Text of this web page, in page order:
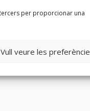
per proporcionar una
Vull veure les